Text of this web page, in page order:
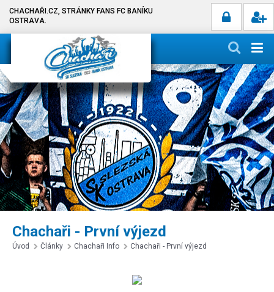
CHACHAŘI.CZ, STRÁNKY FANS FC BANÍKU
OSTRAVA.
Chachaři - První výjezd
Úvod Články Chachaři Info Chachaři - První výjezd